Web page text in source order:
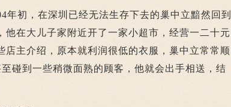
初，在深圳已经无法生存下去的巢中立黯然回到
他在大儿子家附近开了一家小超市，经营一二十元
店主介绍，原本就利润很低的衣服，巢中立常常顺
碰到一些稍微面熟的顾客，他就会出手相送，结